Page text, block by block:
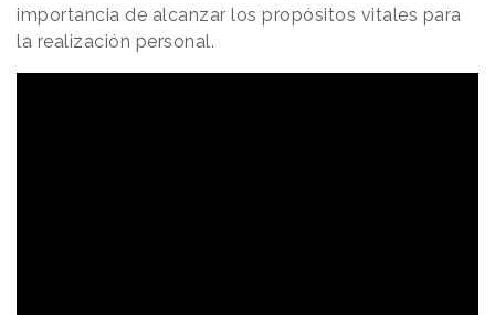
importancia de alcanzar los propósitos vitales para
la realización personal.